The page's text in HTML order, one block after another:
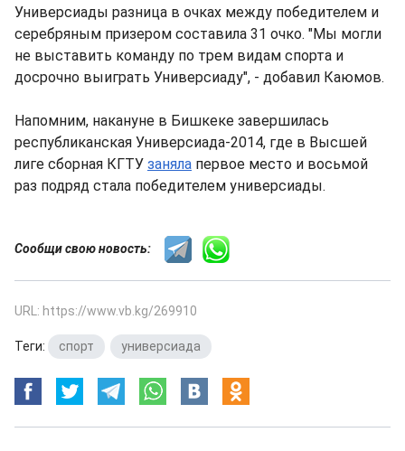
Универсиады разница в очках между победителем и
серебряным призером составила 31 очко. "Мы могли
не выставить команду по трем видам спорта и
досрочно выиграть Универсиаду", - добавил Каюмов.
Напомним, накануне в Бишкеке завершилась
республиканская Универсиада-2014, где в Высшей
лиге сборная КГТУ заняла первое место и восьмой
раз подряд стала победителем универсиады.
Сообщи свою новость:
URL: https://www.vb.kg/269910
Теги: спорт универсиада